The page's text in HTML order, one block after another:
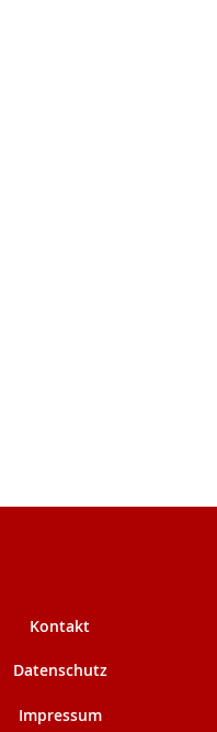
Kontakt
Datenschutz
Impressum